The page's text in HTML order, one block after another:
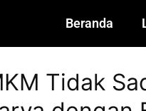
Beranda
Tidak